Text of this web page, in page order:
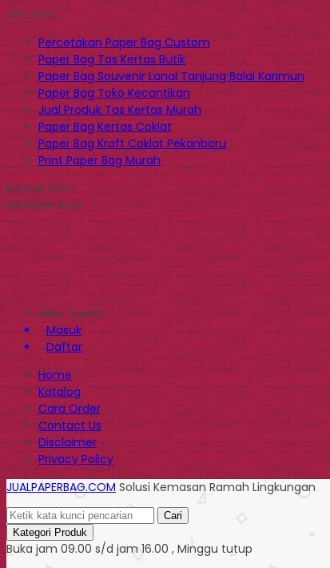
Hot Item
Percetakan Paper Bag Custom
Paper Bag Tas Kertas Butik
Paper Bag Souvenir Lanal Tanjung Balai Karimun
Paper Bag Toko Kecantikan
Jual Produk Tas Kertas Murah
Paper Bag Kertas Coklat
Paper Bag Kraft Coklat Pekanbaru
Print Paper Bag Murah
Kontak Kami
Member Area
Halo, Guest!
Masuk
Daftar
Home
Katalog
Cara Order
Contact Us
Disclaimer
Privacy Policy
JUALPAPERBAG.COM Solusi Kemasan Ramah Lingkungan
Cari
Kategori Produk
Buka jam 09.00 s/d jam 16.00 , Minggu tutup